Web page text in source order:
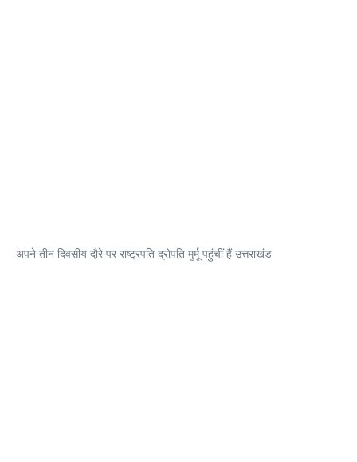
अपने तीन दिवसीय दौरे पर राष्ट्रपति द्रोपति मुर्मू पहुंचीं हैं उत्तराखंड